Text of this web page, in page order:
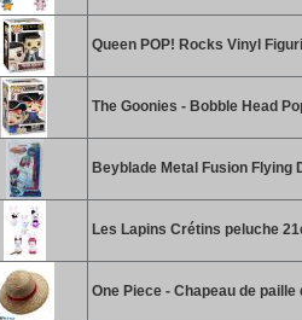
Queen POP! Rocks Vinyl
The Goonies - Bobble Head
Beyblade Metal Fusion Flying
Les Lapins Crétins peluche
One Piece - Chapeau de